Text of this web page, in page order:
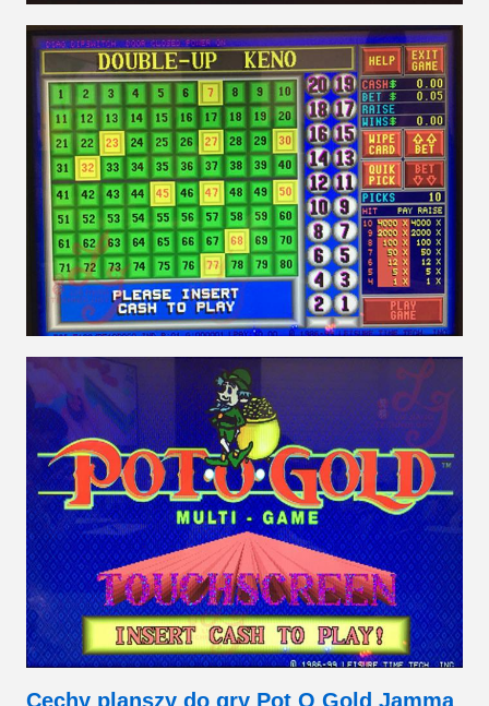
Cechy planszy do gry Pot O Gold Jamma